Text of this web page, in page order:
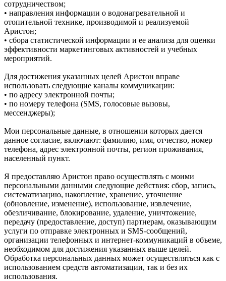
сотрудничеством;
• направления информации о водонагревательной и
отопительной технике, производимой и реализуемой
Аристон;
• сбора статистической информации и ее анализа для оценки
эффективности маркетинговых активностей и учебных
мероприятий.
Для достижения указанных целей Аристон вправе
использовать следующие каналы коммуникации:
• по адресу электронной почты;
• по номеру телефона (SMS, голосовые вызовы,
мессенджеры);
Мои персональные данные, в отношении которых дается
данное согласие, включают: фамилию, имя, отчество, номер
телефона, адрес электронной почты, регион проживания,
населенный пункт.
Я предоставляю Аристон право осуществлять с моими
персональными данными следующие действия: сбор, запись,
систематизацию, накопление, хранение, уточнение
(обновление, изменение), использование, извлечение,
обезличивание, блокирование, удаление, уничтожение,
передачу (предоставление, доступ) партнерам, оказывающим
услуги по отправке электронных и SMS‑сообщений,
организации телефонных и интернет‑коммуникаций в объеме,
необходимом для достижения указанных выше целей.
Обработка персональных данных может осуществляться как с
использованием средств автоматизации, так и без их
использования.